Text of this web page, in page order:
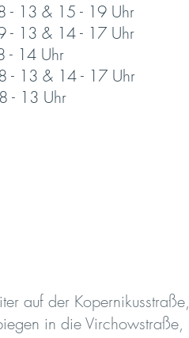
13 & 15 - 19 Uhr
13 & 14 - 17 Uhr
14 Uhr
13 & 14 - 17 Uhr
- 13 Uhr
auf der Kopernikusstraße,
in die Virchowstraße,